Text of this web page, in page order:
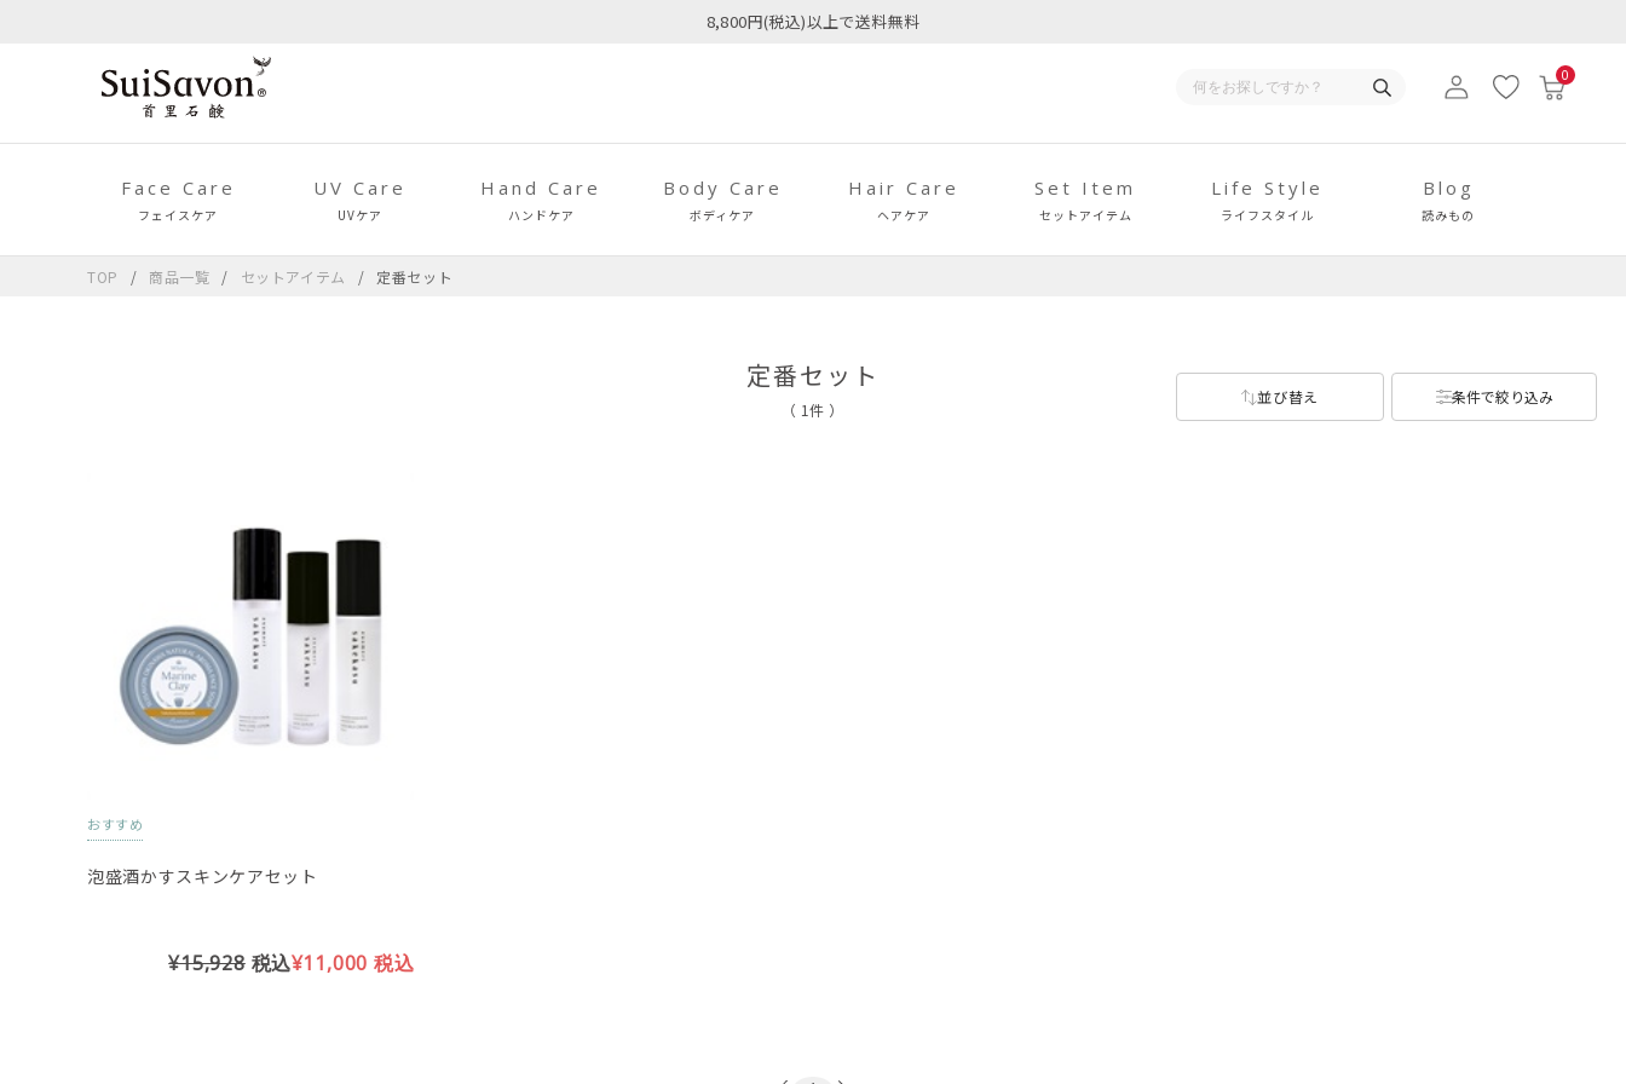
8,800円(税込)以上で送料無料
0
Face Care
フェイスケア
UV Care
UVケア
Hand Care
ハンドケア
Body Care
ボディケア
Hair Care
ヘアケア
Set Item
セットアイテム
Life Style
ライフスタイル
Blog
読みもの
TOP 商品一覧 セットアイテム 定番セット
定番セット
（ 1件 ）
並び替え 条件で絞り込み
おすすめ
泡盛酒かすスキンケアセット
¥15,928 税込¥11,000税込